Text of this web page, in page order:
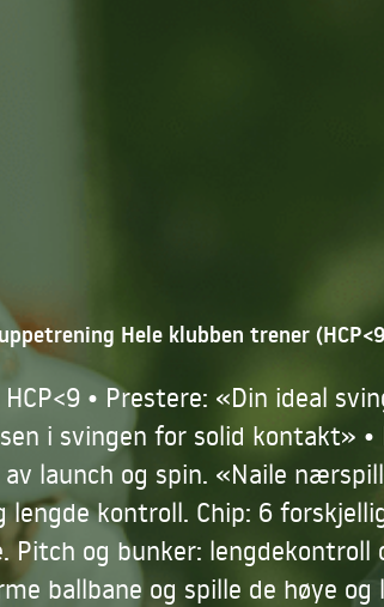
Hele klubben trener
• Prestere: «Din ideal
i svingen for solid kontakt» •
launch og spin. «Naile
lengde kontroll. Chip: 6
Pitch og bunker: lengdekontroll
ballbane og spille de høye og